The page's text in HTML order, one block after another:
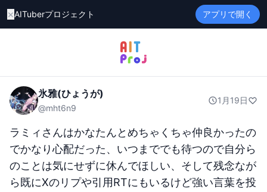
×AITuberプロジェクト アプリで開く
氷雅(ひょうが)
@mht6n9
1月19日
ラミィさんはかなたんとめちゃくちゃ仲良かったの
でかなり心配だった、いつまででも待つので自分ら
のことは気にせずに休んでほしい、そして残念なが
ら既にXのリプや引用RTにもいるけど強い言葉を投